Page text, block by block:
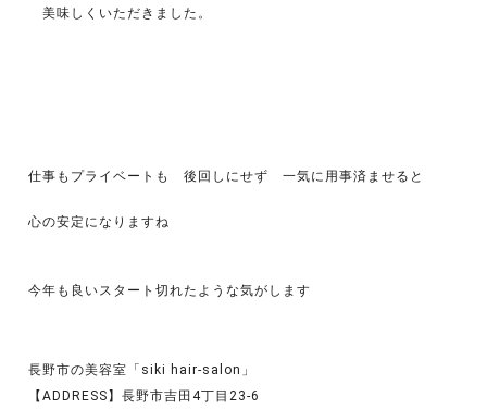
美味しくいただきました。
仕事もプライベートも 後回しにせず 一気に用事済ませると
心の安定になりますね
今年も良いスタート切れたような気がします
長野市の美容室「siki hair-salon」
【ADDRESS】長野市吉田4丁目23-6